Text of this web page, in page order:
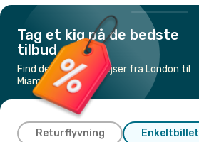
Tag et kig på de bedste
tilbud
Find de billigste flyrejser fra London til
Miami
Returflyvning Enkeltbillet